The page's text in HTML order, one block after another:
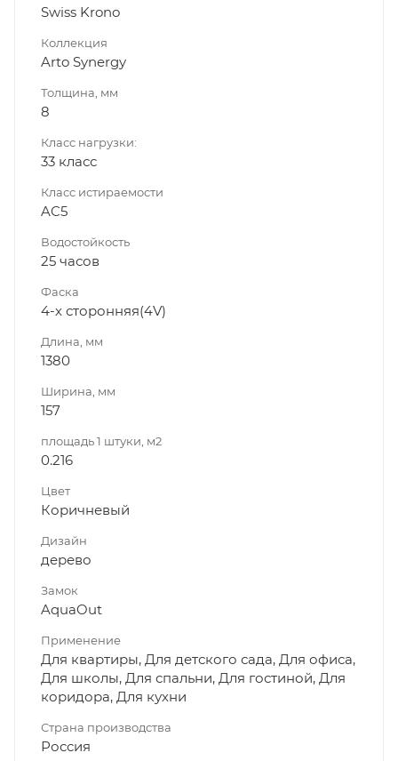
Swiss Krono
Коллекция
Arto Synergy
Толщина, мм
8
Класс нагрузки:
33 класс
Класс истираемости
AC5
Водостойкость
25 часов
Фаска
4-х сторонняя(4V)
Длина, мм
1380
Ширина, мм
157
площадь 1 штуки, м2
0.216
Цвет
Коричневый
Дизайн
дерево
Замок
AquaOut
Применение
Для квартиры, Для детского сада, Для офиса,
Для школы, Для спальни, Для гостиной, Для
коридора, Для кухни
Страна производства
Россия